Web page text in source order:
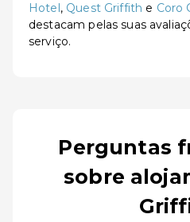
Hotel, Quest Griffith e Coro
destacam pelas suas
serviço.
Perguntas
sobre